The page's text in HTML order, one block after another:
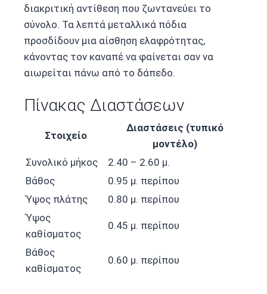
διακριτική αντίθεση που ζωντανεύει το
σύνολο. Τα λεπτά μεταλλικά πόδια
προσδίδουν μια αίσθηση ελαφρότητας,
κάνοντας τον καναπέ να φαίνεται σαν να
αιωρείται πάνω από το δάπεδο.
Πίνακας Διαστάσεων
Στοιχείο
Διαστάσεις (τυπικό
μοντέλο)
Συνολικό μήκος
2.40 – 2.60 μ.
Βάθος
0.95 μ. περίπου
Ύψος πλάτης
0.80 μ. περίπου
Ύψος
καθίσματος
0.45 μ. περίπου
Βάθος
καθίσματος
0.60 μ. περίπου